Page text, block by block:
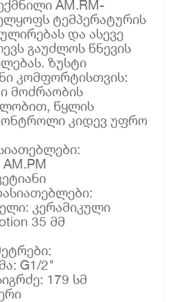
AM.RM-
ტემპერატურის
და ასევე
გაუძლოს წნევის
ზუსტი
კომფორტისთვის:
მოძრაობის
წყლის
კიდევ უფრო
კერამიკული
35 მმ
G1/2"
179 სმ